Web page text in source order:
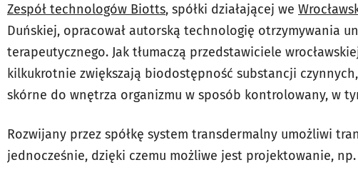
Zespół technologów Biotts, spółki działającej we
Duńskiej, opracował autorską technologię otrzymywania
terapeutycznego. Jak tłumaczą przedstawiciele
kilkukrotnie zwiększają biodostępność substancji
skórne do wnętrza organizmu w sposób kontrolowany, w
Rozwijany przez spółkę system transdermalny umożliwi
jednocześnie, dzięki czemu możliwe jest projektowanie,